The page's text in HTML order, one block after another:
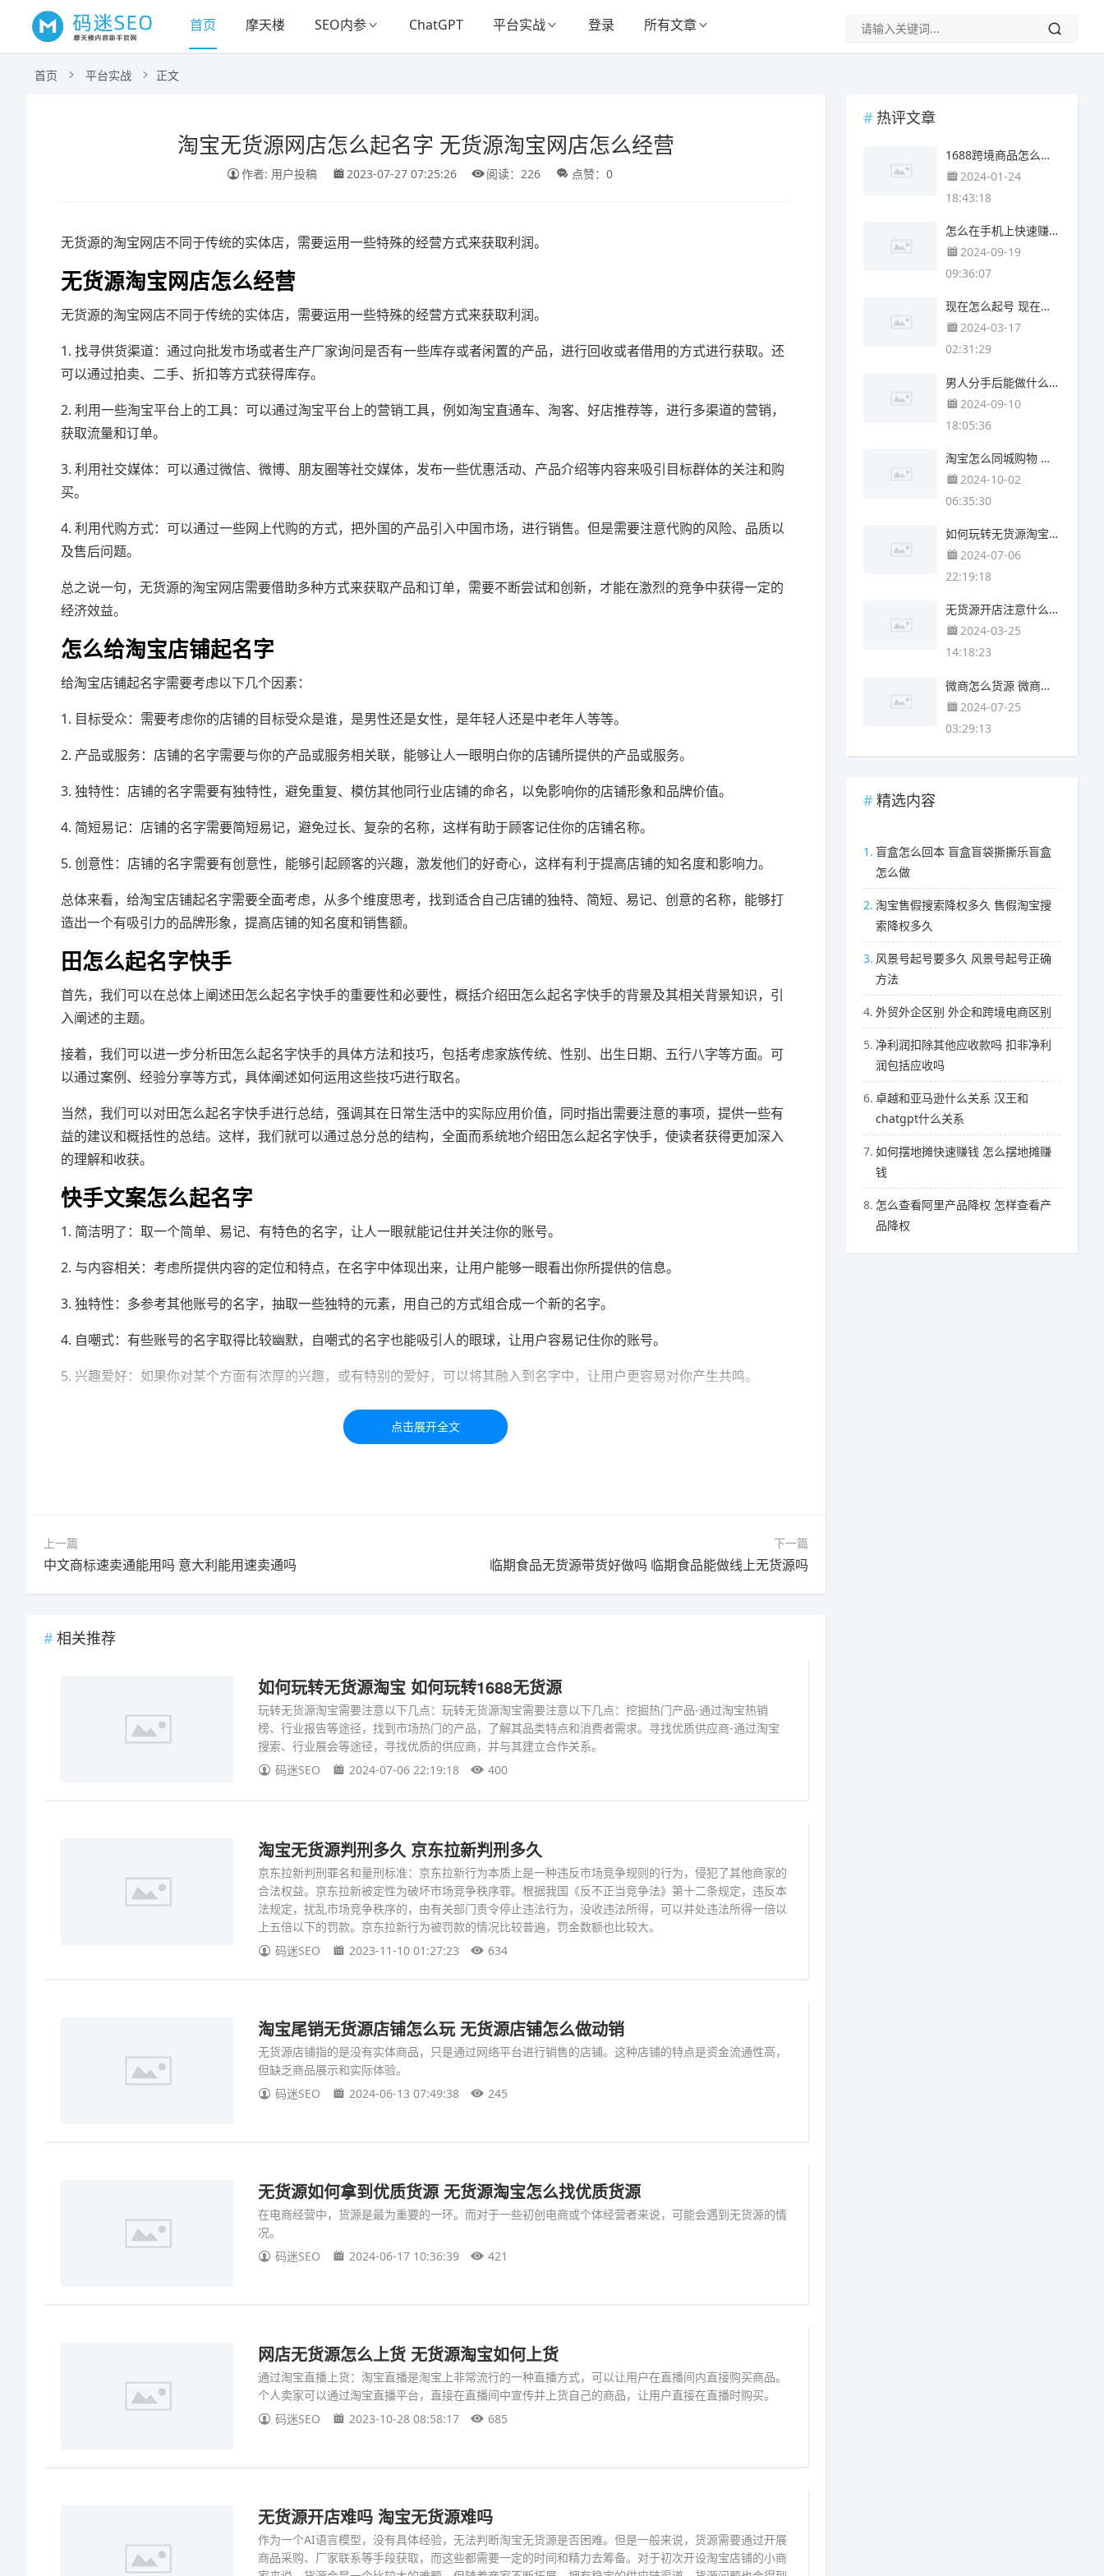
首页 摩天楼 SEO内参 ChatGPT 平台实战 登录 所有文章
首页 平台实战 正文
淘宝无货源网店怎么起名字 无货源淘宝网店怎么经营
作者: 用户投稿 2023-07-27 07:25:26 阅读：226 点赞：0
无货源的淘宝网店不同于传统的实体店，需要运用一些特殊的经营方式来获取利润。
无货源淘宝网店怎么经营
无货源的淘宝网店不同于传统的实体店，需要运用一些特殊的经营方式来获取利润。
1. 找寻供货渠道：通过向批发市场或者生产厂家询问是否有一些库存或者闲置的产品，进行回收或者借用的方式进行获取。还
可以通过拍卖、二手、折扣等方式获得库存。
2. 利用一些淘宝平台上的工具：可以通过淘宝平台上的营销工具，例如淘宝直通车、淘客、好店推荐等，进行多渠道的营销，
获取流量和订单。
3. 利用社交媒体：可以通过微信、微博、朋友圈等社交媒体，发布一些优惠活动、产品介绍等内容来吸引目标群体的关注和购
买。
4. 利用代购方式：可以通过一些网上代购的方式，把外国的产品引入中国市场，进行销售。但是需要注意代购的风险、品质以
及售后问题。
总之说一句，无货源的淘宝网店需要借助多种方式来获取产品和订单，需要不断尝试和创新，才能在激烈的竞争中获得一定的
经济效益。
怎么给淘宝店铺起名字
给淘宝店铺起名字需要考虑以下几个因素：
1. 目标受众：需要考虑你的店铺的目标受众是谁，是男性还是女性，是年轻人还是中老年人等等。
2. 产品或服务：店铺的名字需要与你的产品或服务相关联，能够让人一眼明白你的店铺所提供的产品或服务。
3. 独特性：店铺的名字需要有独特性，避免重复、模仿其他同行业店铺的命名，以免影响你的店铺形象和品牌价值。
4. 简短易记：店铺的名字需要简短易记，避免过长、复杂的名称，这样有助于顾客记住你的店铺名称。
5. 创意性：店铺的名字需要有创意性，能够引起顾客的兴趣，激发他们的好奇心，这样有利于提高店铺的知名度和影响力。
总体来看，给淘宝店铺起名字需要全面考虑，从多个维度思考，找到适合自己店铺的独特、简短、易记、创意的名称，能够打
造出一个有吸引力的品牌形象，提高店铺的知名度和销售额。
田怎么起名字快手
首先，我们可以在总体上阐述田怎么起名字快手的重要性和必要性，概括介绍田怎么起名字快手的背景及其相关背景知识，引
入阐述的主题。
接着，我们可以进一步分析田怎么起名字快手的具体方法和技巧，包括考虑家族传统、性别、出生日期、五行八字等方面。可
以通过案例、经验分享等方式，具体阐述如何运用这些技巧进行取名。
当然，我们可以对田怎么起名字快手进行总结，强调其在日常生活中的实际应用价值，同时指出需要注意的事项，提供一些有
益的建议和概括性的总结。这样，我们就可以通过总分总的结构，全面而系统地介绍田怎么起名字快手，使读者获得更加深入
的理解和收获。
快手文案怎么起名字
1. 简洁明了：取一个简单、易记、有特色的名字，让人一眼就能记住并关注你的账号。
2. 与内容相关：考虑所提供内容的定位和特点，在名字中体现出来，让用户能够一眼看出你所提供的信息。
3. 独特性：多参考其他账号的名字，抽取一些独特的元素，用自己的方式组合成一个新的名字。
4. 自嘲式：有些账号的名字取得比较幽默，自嘲式的名字也能吸引人的眼球，让用户容易记住你的账号。
5. 兴趣爱好：如果你对某个方面有浓厚的兴趣，或有特别的爱好，可以将其融入到名字中，让用户更容易对你产生共鸣。
本站内容均为「码迷SEO」网友免费分享整理，仅用于学习交流，如有疑问，请联系我们48小时处理！！！！
上一篇
中文商标速卖通能用吗 意大利能用速卖通吗
下一篇
临期食品无货源带货好做吗 临期食品能做线上无货源吗
相关推荐
如何玩转无货源淘宝 如何玩转1688无货源
玩转无货源淘宝需要注意以下几点：玩转无货源淘宝需要注意以下几点：挖掘热门产品-通过淘宝热销
榜、行业报告等途径，找到市场热门的产品，了解其品类特点和消费者需求。寻找优质供应商-通过淘宝
搜索、行业展会等途径，寻找优质的供应商，并与其建立合作关系。
码迷SEO
2024-07-06 22:19:18 400
淘宝无货源判刑多久 京东拉新判刑多久
京东拉新判刑罪名和量刑标准：京东拉新行为本质上是一种违反市场竞争规则的行为，侵犯了其他商家的
合法权益。京东拉新被定性为破坏市场竞争秩序罪。根据我国《反不正当竞争法》第十二条规定，违反本
法规定，扰乱市场竞争秩序的，由有关部门责令停止违法行为，没收违法所得，可以并处违法所得一倍以
上五倍以下的罚款。京东拉新行为被罚款的情况比较普遍，罚金数额也比较大。
码迷SEO
2023-11-10 01:27:23 634
淘宝尾销无货源店铺怎么玩 无货源店铺怎么做动销
无货源店铺指的是没有实体商品，只是通过网络平台进行销售的店铺。这种店铺的特点是资金流通性高，
但缺乏商品展示和实际体验。
码迷SEO
2024-06-13 07:49:38 245
无货源如何拿到优质货源 无货源淘宝怎么找优质货源
在电商经营中，货源是最为重要的一环。而对于一些初创电商或个体经营者来说，可能会遇到无货源的情
况。
码迷SEO
2024-06-17 10:36:39 421
网店无货源怎么上货 无货源淘宝如何上货
通过淘宝直播上货：淘宝直播是淘宝上非常流行的一种直播方式，可以让用户在直播间内直接购买商品。
个人卖家可以通过淘宝直播平台，直接在直播间中宣传并上货自己的商品，让用户直接在直播时购买。
码迷SEO
2023-10-28 08:58:17 685
无货源开店难吗 淘宝无货源难吗
作为一个AI语言模型，没有具体经验，无法判断淘宝无货源是否困难。但是一般来说，货源需要通过开展
商品采购、厂家联系等手段获取，而这些都需要一定的时间和精力去筹备。对于初次开设淘宝店铺的小商
热评文章
1688跨境商品怎么添加 快手商品添加软件怎么添加
2024-01-24
18:43:18
怎么在手机上快速赚钱 如何在手机上快速赚钱
2024-09-19
09:36:07
现在怎么起号 现在怎么起号快
2024-03-17
02:31:29
男人分手后能做什么副业 男人抽烟能做什么副业
2024-09-10
18:05:36
淘宝怎么同城购物 怎么引流淘宝购物
2024-10-02
06:35:30
如何玩转无货源淘宝 如何玩转1688无货源
2024-07-06
22:19:18
无货源开店注意什么 无货源开店是什么
2024-03-25
14:18:23
微商怎么货源 微商货源怎么
2024-07-25
03:29:13
精选内容
1. 盲盒怎么回本 盲盒盲袋撕撕乐盲盒
怎么做
2. 淘宝售假搜索降权多久 售假淘宝搜
索降权多久
3. 风景号起号要多久 风景号起号正确
方法
4. 外贸外企区别 外企和跨境电商区别
5. 净利润扣除其他应收款吗 扣非净利
润包括应收吗
6. 卓越和亚马逊什么关系 汉王和
chatgpt什么关系
7. 如何摆地摊快速赚钱 怎么摆地摊赚
钱
8. 怎么查看阿里产品降权 怎样查看产
品降权